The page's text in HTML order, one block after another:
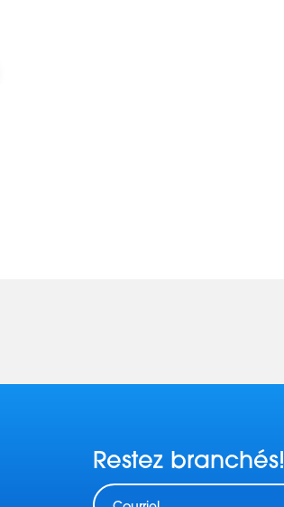
Restez branchés!